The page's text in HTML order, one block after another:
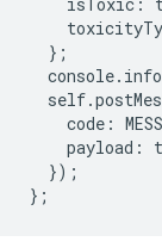
};
console. info
self.
code :
payload :
});
};